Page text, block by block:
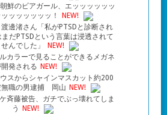
鮮のビアガール、エッッッッッッ
ッッッッッッ！
NEW!
渡邊渚さん「私がPTSDと診断され
だPTSDという言葉は浸透されて
んでした」
NEW!
カラーで見ることができるメガネ
発される NEW!
スからシャインマスカット約200
無職の男逮捕 岡山 NEW!
斉藤被告、ガチでぶっ壊れてしま
う
NEW!